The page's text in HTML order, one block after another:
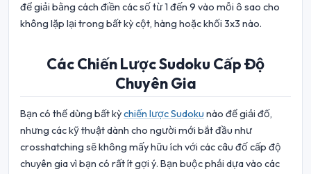
để giải bằng cách điền các số từ 1 đến 9 vào mỗi ô sao cho
không lặp lại trong bất kỳ cột, hàng hoặc khối 3x3 nào.
Các Chiến Lược Sudoku Cấp Độ
Chuyên Gia
Bạn có thể dùng bất kỳchiến lược Sudoku nào để giải đố,
nhưng các kỹ thuật dành cho người mới bắt đầu như
crosshatching sẽ không mấy hữu ích với các câu đố cấp độ
chuyên gia vì bạn có rất ít gợi ý. Bạn buộc phải dựa vào các